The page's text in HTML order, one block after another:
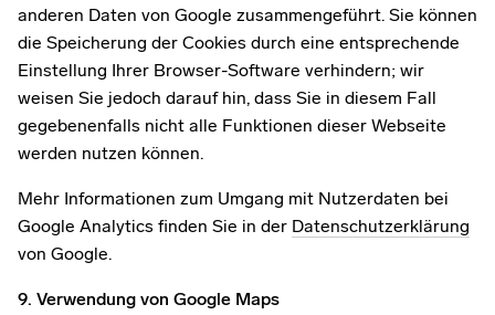
anderen Daten von Google zusammengeführt. Sie können
die Speicherung der Cookies durch eine entsprechende
Einstellung Ihrer Browser-Software verhindern; wir
weisen Sie jedoch darauf hin, dass Sie in diesem Fall
gegebenenfalls nicht alle Funktionen dieser Webseite
werden nutzen können.
Mehr Informationen zum Umgang mit Nutzerdaten bei
Google Analytics finden Sie in der Datenschutzerklärung
von Google.
9. Verwendung von Google Maps